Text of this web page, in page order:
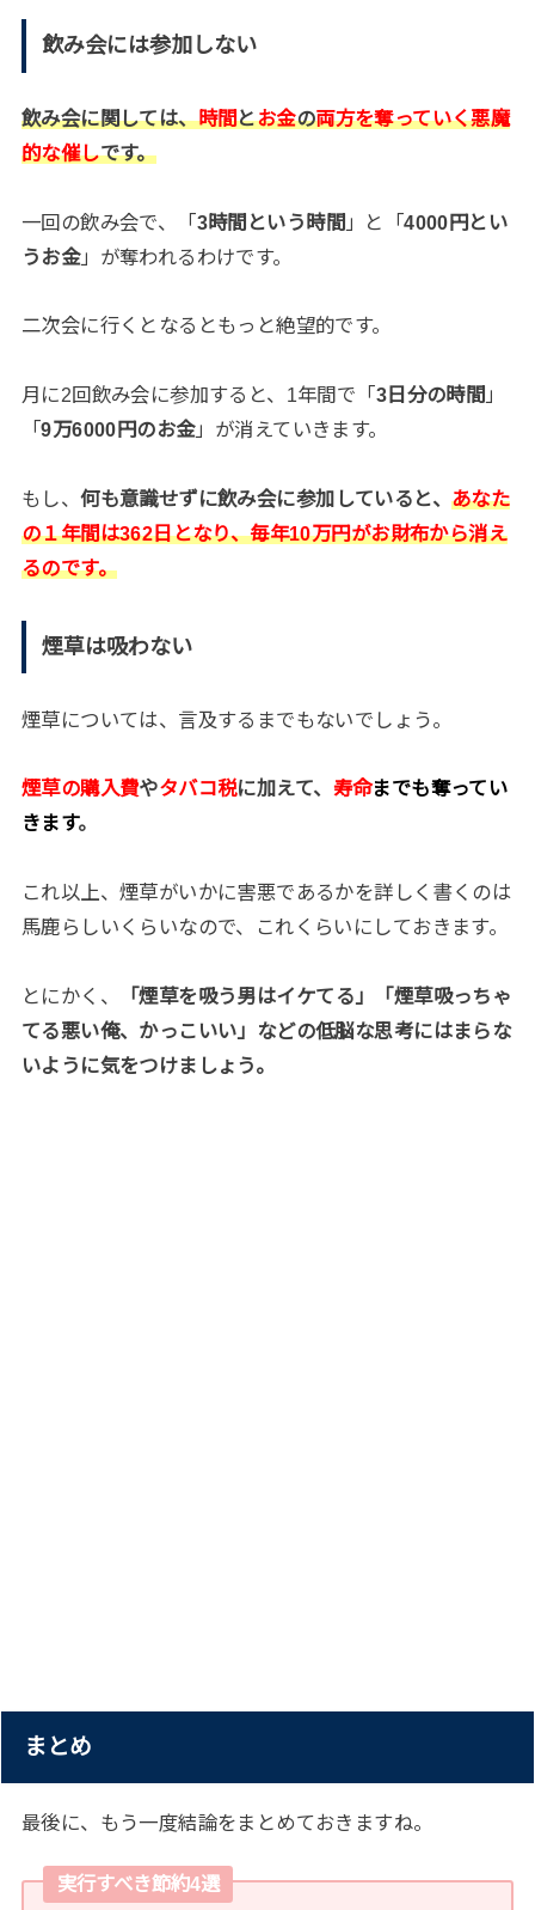
飲み会には参加しない
飲み会に関しては、時間とお金の両方を奪っていく悪魔
的な催しです。
一回の飲み会で、「3時間という時間 」と「4000円とい
うお金」が奪われるわけです。
二次会に行くとなるともっと絶望的です。
月に2回飲み会に参加すると、1年間で「3日分の時間 」
「9万6000円のお金」が消えていきます。
もし、何も意識せずに飲み会に参加していると、 あなた
の１年間は362日となり、毎年10万円がお財布から消え
るのです。
煙草は吸わない
煙草については、言及するまでもないでしょう。
煙草の購入費やタバコ税に加えて、 寿命までも奪ってい
きます。
これ以上、煙草がいかに害悪であるかを詳しく書くのは
馬鹿らしいくらいなので、これくらいにしておきます。
とにかく、
「煙草を吸う男はイケてる」「煙草吸っちゃ
てる悪い俺、かっこいい」などの低脳な思考にはまらな
いように気をつけましょう。
まとめ
最後に、もう一度結論をまとめておきますね。
実行すべき節約4選